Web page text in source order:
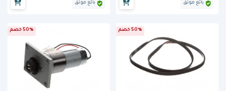
بائع موثق بائع موثق
50% خصم 50% خصم